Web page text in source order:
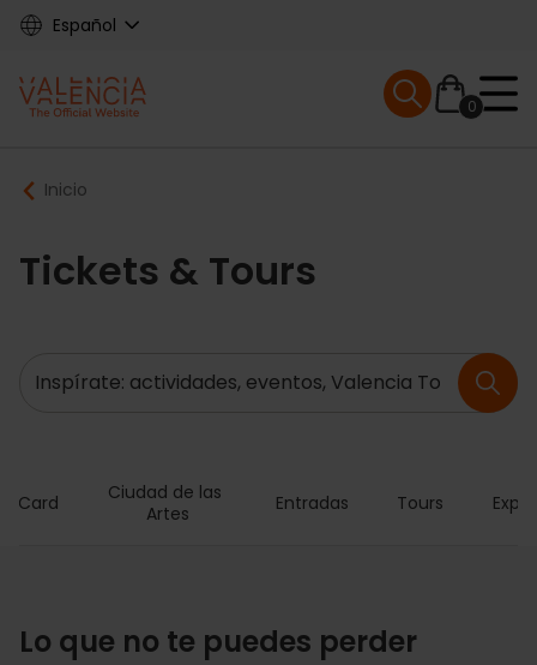
Skip
content
Español
Main
navigation
0
Mobile menu
Breadcrumb
Inicio
Tickets & Tours
Buscar
Card
Ciudad de las
Artes
Entradas Tours
Lo que no te puedes perder